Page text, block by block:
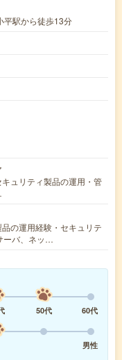
平駅から徒歩13分
キュリティ製品の運用・管
の運用経験・セキュリテ
ーバ、ネッ…
50代
60代
男性